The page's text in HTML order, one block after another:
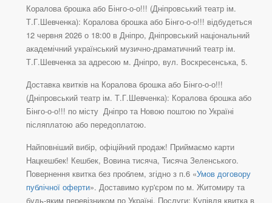
Коралова брошка або Бінго-о-о!!! (Дніпровський театр ім.
Т.Г.Шевченка): Коралова брошка або Бінго-о-о!!! відбудеться
12 червня 2026 о 18:00 в Дніпро, Дніпровський національний
академічний український музично-драматичний театр ім.
Т.Г.Шевченка за адресою м. Дніпро, вул. Воскресенська, 5.
Доставка квитків на Коралова брошка або Бінго-о-о!!!
(Дніпровський театр ім. Т.Г.Шевченка): Коралова брошка або
Бінго-о-о!!! по місту Дніпро та Новою поштою по Україні
післяплатою або передоплатою.
Найповніший вибір, офіційний продаж! Приймаємо карти
Нацкешбек! Кешбек, Вовина тисяча, Тисяча Зеленського.
Повернення квитка без проблем, згідно з п.6 «Умов договору
публічної оферти». Доставимо кур'єром по м. Житомиру та
будь-яким перевізником по Україні. Послуги: Купівля квитка в